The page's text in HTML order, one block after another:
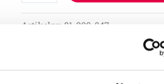
Artikelnr: 81-200-047